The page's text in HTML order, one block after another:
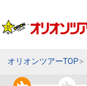
オリオンツアーTOP